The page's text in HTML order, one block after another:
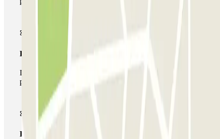
Pase multiparking
Durante tu estancia podrás hacer uso de toda la red de
parkings de este operador disponibles en Parclick.
Pase ilimitado